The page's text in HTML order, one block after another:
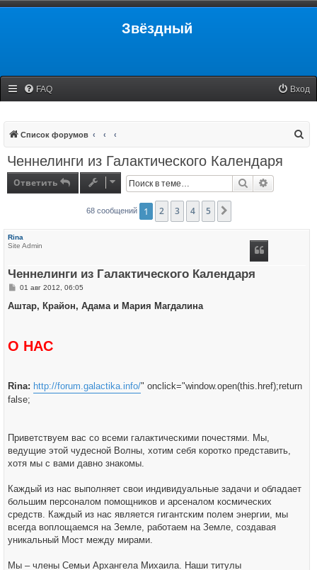
Звёздный
FAQ Вход
Список форумов
Ченнелинги из Галактического Календаря
Ответить Поиск
68 сообщений 1 2 3 4 5
Rina
Site Admin
Ченнелинги из Галактического Календаря
С
о
и
01 авг 2012, 06:05
Аштар, Крайон, Адама и Мария Магдалина
О НАС
Rina: http://forum.galactika.info/" onclick="window.open(this.href);return
false;
Приветствуем вас со всеми галактическими почестями. Мы,
ведущие этой чудесной Волны, хотим себя коротко представить,
хотя мы с вами давно знакомы.
Каждый из нас выполняет свои индивидуальные задачи и обладает
большим персоналом помощников и арсеналом космических
средств. Каждый из нас является гигантским полем энергии, мы
всегда воплощаемся на Земле, работаем на Земле, создавая
уникальный Мост между мирами.
Мы – члены Семьи Архангела Михаила. Наши титулы